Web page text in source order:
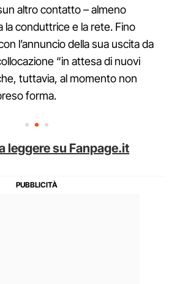
altro contatto – almeno
la conduttrice e la rete. Fino
l’annuncio della sua uscita da
“in attesa di nuovi
tuttavia, al momento non
forma.
leggere su Fanpage.it